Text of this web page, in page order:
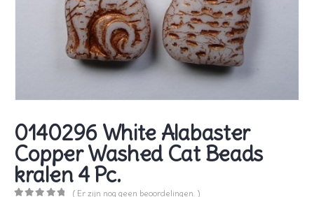
0140296 White Alabaster
Copper Washed Cat Beads
kralen 4 Pc.
( Er zijn nog geen beoordelingen. )